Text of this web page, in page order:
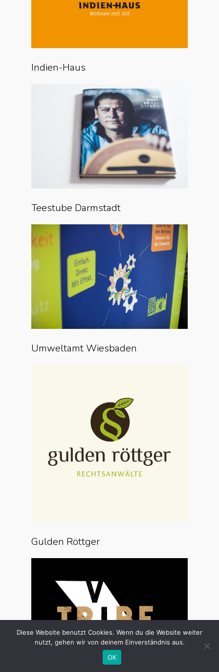
Indien-Haus
Teestube Darmstadt
Umweltamt Wiesbaden
Gulden Röttger
Diese Website benutzt Cookies. Wenn du die Website weiter
nutzt, gehen wir von deinem Einverständnis aus.
OK